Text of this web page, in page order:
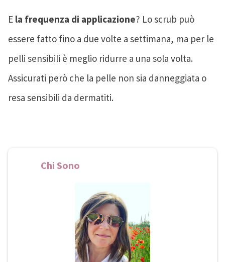
E la frequenza di applicazione? Lo scrub può
essere fatto fino a due volte a settimana, ma per le
pelli sensibili è meglio ridurre a una sola volta.
Assicurati però che la pelle non sia danneggiata o
resa sensibili da dermatiti.
Chi Sono